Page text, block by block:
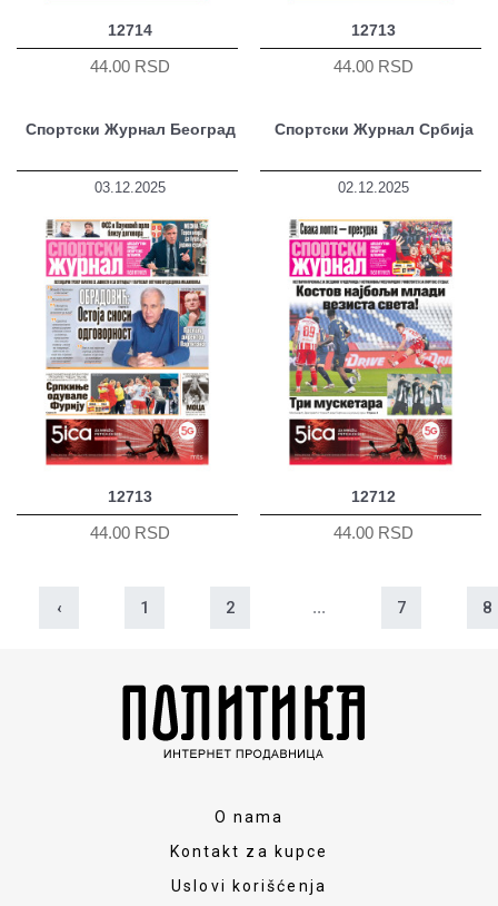
12714
44.00 RSD
12713
44.00 RSD
Спортски Журнал Београд
03.12.2025
12713
44.00 RSD
Спортски Журнал Србија
02.12.2025
12712
44.00 RSD
‹ 1 2 ... 7 8
O nama
Kontakt za kupce
Uslovi korišćenja